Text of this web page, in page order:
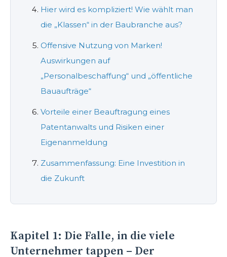
Hier wird es kompliziert! Wie wählt man
die „Klassen“ in der Baubranche aus?
Offensive Nutzung von Marken!
Auswirkungen auf
„Personalbeschaffung“ und „öffentliche
Bauaufträge“
Vorteile einer Beauftragung eines
Patentanwalts und Risiken einer
Eigenanmeldung
Zusammenfassung: Eine Investition in
die Zukunft
Kapitel 1: Die Falle, in die viele
Unternehmer tappen – Der